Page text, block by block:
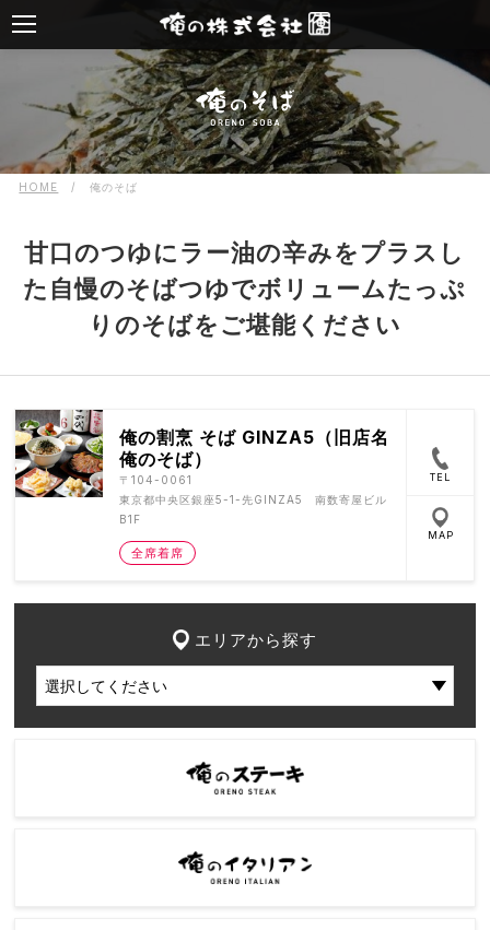
HOME / 俺のそば
甘口のつゆにラー油の辛みをプラスし
た自慢のそばつゆでボリュームたっぷ
りのそばをご堪能ください
俺の割烹 そば GINZA5（旧店名
俺のそば）
〒104-0061
東京都中央区銀座5-1-先GINZA5 南数寄屋ビル
B1F
全席着席
TEL
MAP
エリアから探す